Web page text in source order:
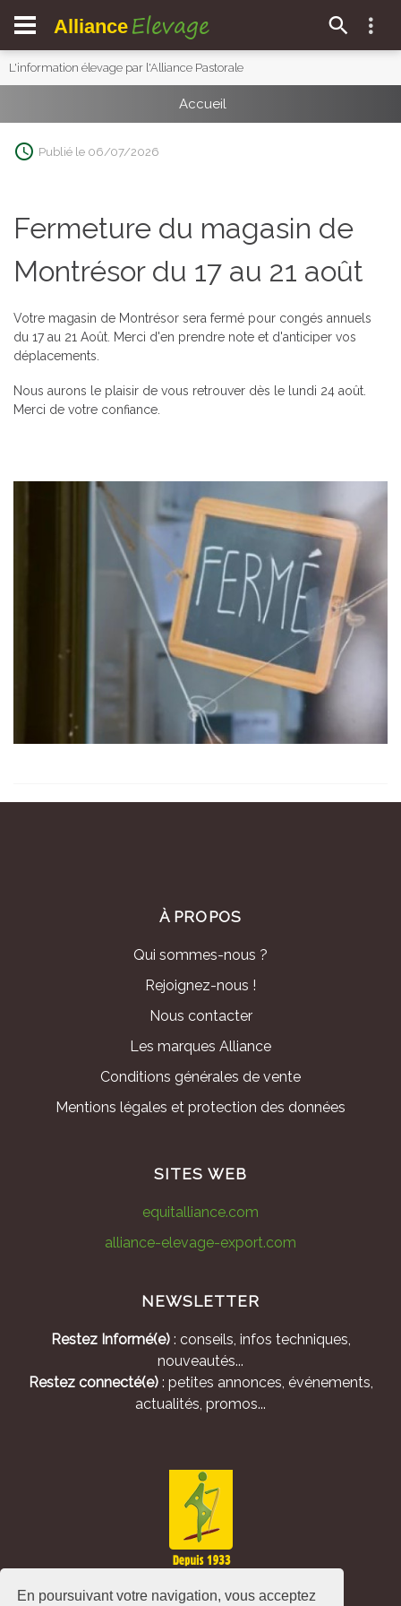
En poursuivant votre navigation, vous acceptez
Alliance Elevage
L'information élevage par l'Alliance Pastorale
Accueil
Publié le 06/07/2026
Fermeture du magasin de
Montrésor du 17 au 21 août
Votre magasin de Montrésor sera fermé pour congés annuels
du 17 au 21 Août. Merci d'en prendre note et d'anticiper vos
déplacements.
Nous aurons le plaisir de vous retrouver dès le lundi 24 août.
Merci de votre confiance.
À PROPOS
Qui sommes-nous ?
Rejoignez-nous !
Nous contacter
Les marques Alliance
Conditions générales de vente
Mentions légales et protection des données
SITES WEB
equitalliance.com
alliance-elevage-export.com
NEWSLETTER
Restez Informé(e): conseils, infos techniques,
nouveautés...
Restez connecté(e): petites annonces, événements,
actualités, promos...